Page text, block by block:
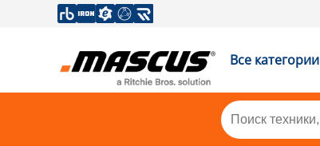
Все категории